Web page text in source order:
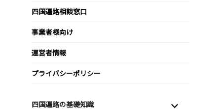
四国遍路相談窓口
事業者様向け
運営者情報
プライバシーポリシー
四国遍路の基礎知識